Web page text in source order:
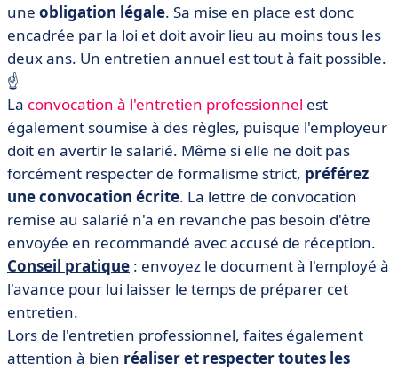
une obligation légale. Sa mise en place est donc
encadrée par la loi et doit avoir lieu au moins tous les
deux ans. Un entretien annuel est tout à fait possible.
☝️
La convocation à l'entretien professionnel est
également soumise à des règles, puisque l'employeur
doit en avertir le salarié. Même si elle ne doit pas
forcément respecter de formalisme strict, préférez
une convocation écrite. La lettre de convocation
remise au salarié n'a en revanche pas besoin d'être
envoyée en recommandé avec accusé de réception.
Conseil pratique : envoyez le document à l'employé à
l'avance pour lui laisser le temps de préparer cet
entretien.
Lors de l'entretien professionnel, faites également
attention à bien réaliser et respecter toutes les